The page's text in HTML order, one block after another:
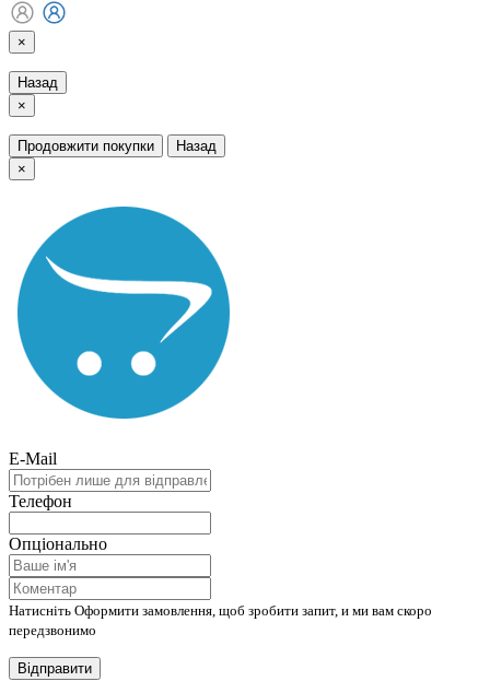
×
Назад
×
Продовжити покупки
Назад
×
E-Mail
Телефон
Опціонально
Натисніть Оформити замовлення, щоб зробити запит, и ми вам скоро
передзвонимо
Відправити